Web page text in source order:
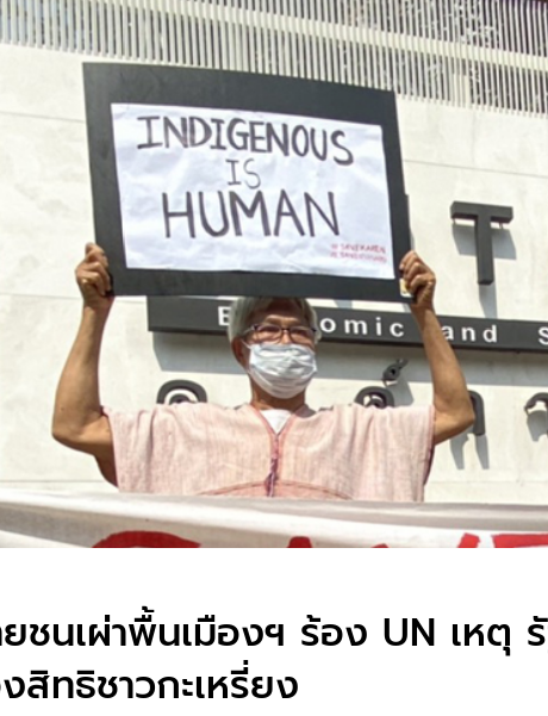
ยชนเผ่าพื้นเมืองฯ ร้อง UN เหตุ
สิทธิชาวกะเหรี่ยง